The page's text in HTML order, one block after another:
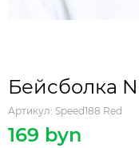
Бейсболка
Артикул: Speed188 Red
169 byn